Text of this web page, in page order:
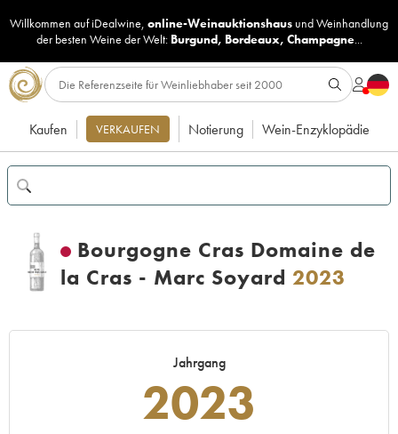
Willkommen auf iDealwine, online-Weinauktionshaus undWeinhandlung
der besten Weine der Welt: Burgund, Bordeaux, Champagne...
Kaufen VERKAUFEN Notierung Wein-Enzyklopädie
Bourgogne Cras Domaine de
la Cras - Marc Soyard 2023
Jahrgang
2023